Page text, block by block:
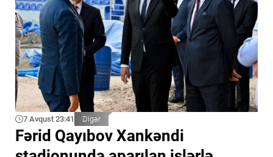
7 Avqust 23:41 Digər
Fərid Qayıbov Xankəndi